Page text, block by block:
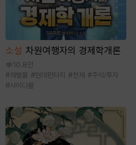
소설 차원여행자의 경제학개론
10.8만
#재벌물 #현대판타지 #천재 #주식/투자
#사이다물